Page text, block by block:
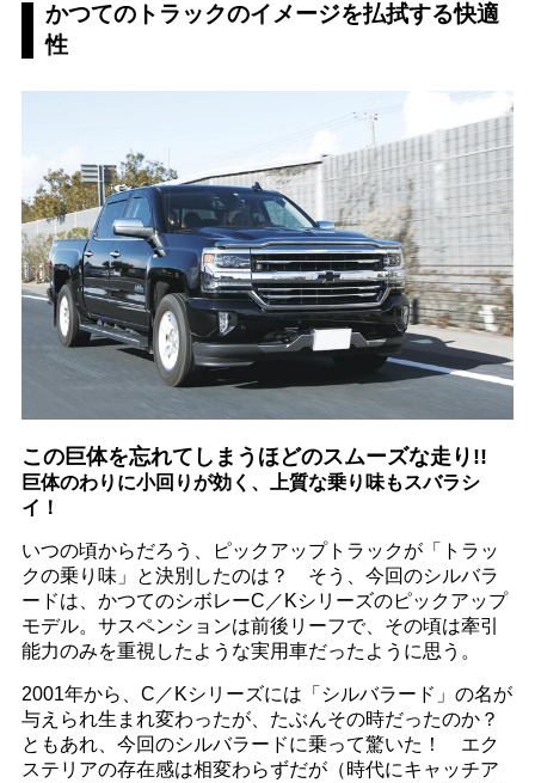
かつてのトラックのイメージを払拭する快適
性
この巨体を忘れてしまうほどのスムーズな走り!!
巨体のわりに小回りが効く、上質な乗り味もスバラシ
イ！
いつの頃からだろう、ピックアップトラックが「トラッ
クの乗り味」と決別したのは？ そう、今回のシルバラ
ードは、かつてのシボレーC／Kシリーズのピックアップ
モデル。サスペンションは前後リーフで、その頃は牽引
能力のみを重視したような実用車だったように思う。
2001年から、C／Kシリーズには「シルバラード」の名が
与えられ生まれ変わったが、たぶんその時だったのか？
ともあれ、今回のシルバラードに乗って驚いた！ エク
ステリアの存在感は相変わらずだが（時代にキャッチア